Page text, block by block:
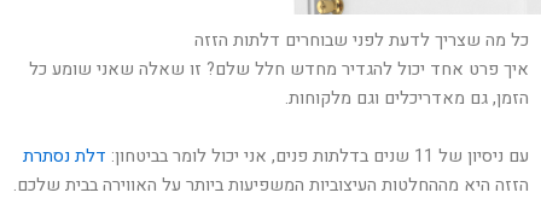
כל מה שצריך לדעת לפני שבוחרים דלתות הזזה
איך פרט אחד יכול להגדיר מחדש חלל שלם? זו שאלה שאני שומע כל
הזמן, גם מאדריכלים וגם מלקוחות.
עם ניסיון של 11 שנים בדלתות פנים, אני יכול לומר בביטחון:
דלת נסתרת
הזזה היא מההחלטות העיצוביות המשפיעות ביותר על האווירה בבית שלכם.